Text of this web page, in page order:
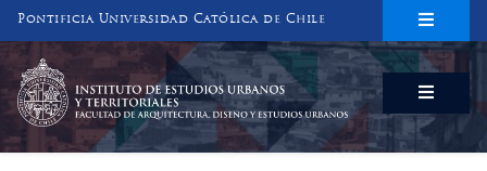
Pontificia Universidad Católica de Chile
INSTITUTO DE ESTUDIOS URBANOS
Y TERRITORIALES